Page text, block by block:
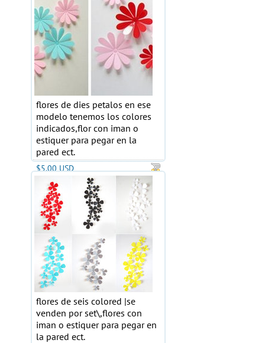
flores de dies petalos en ese
modelo tenemos los colores
indicados,flor con iman o
estiquer para pegar en la
pared ect.
$5.00 USD
flores de seis colored |se
venden por set\,flores con
iman o estiquer para pegar en
la pared ect.